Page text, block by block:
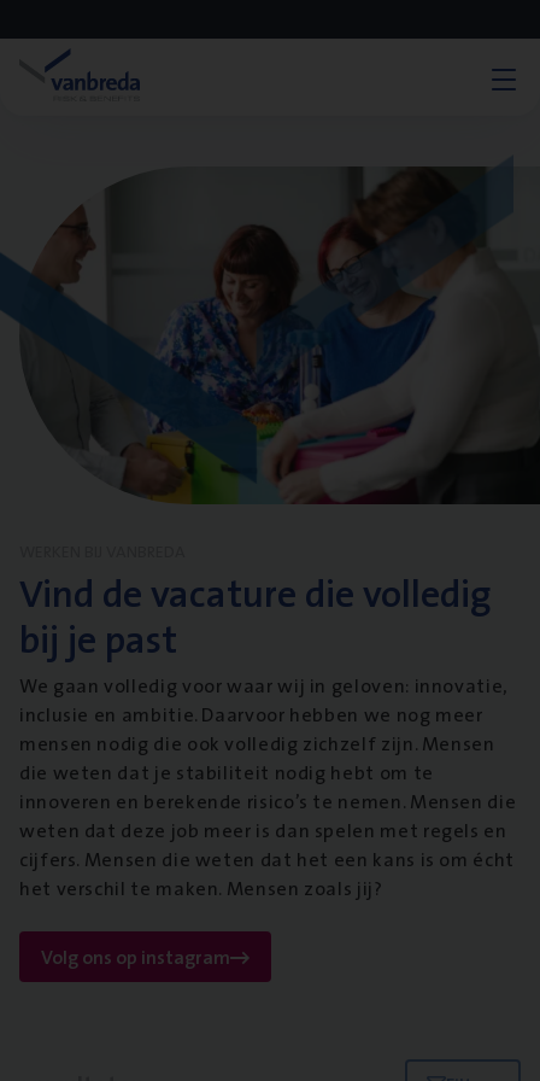
Vind de vacature die volledig
bij je past
We gaan volledig voor waar wij in geloven: innovatie,
inclusie en ambitie. Daarvoor hebben we nog meer
mensen nodig die ook volledig zichzelf zijn. Mensen
die weten dat je stabiliteit nodig hebt om te
innoveren en berekende risico’s te nemen. Mensen die
weten dat deze job meer is dan spelen met regels en
cijfers. Mensen die weten dat het een kans is om écht
het verschil te maken. Mensen zoals jij?
Volg ons op instagram